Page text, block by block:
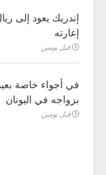
إندريك يعود إلى
إعارته
قبل يومين
في أجواء خاصة
بزواجه في اليونان
قبل يومين